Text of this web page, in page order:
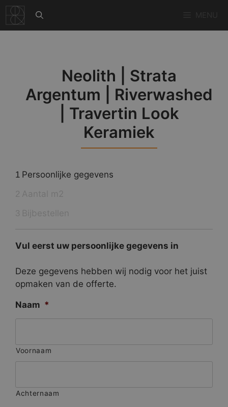
naar
de
Neolith | Strata
Argentum | Riverwashed
| Travertin Look
Keramiek
1 Persoonlijke gegevens
Vul eerst uw persoonlijke gegevens in
Deze gegevens hebben wij nodig voor het juist
opmaken van de offerte.
Naam *
Voornaam
Achternaam